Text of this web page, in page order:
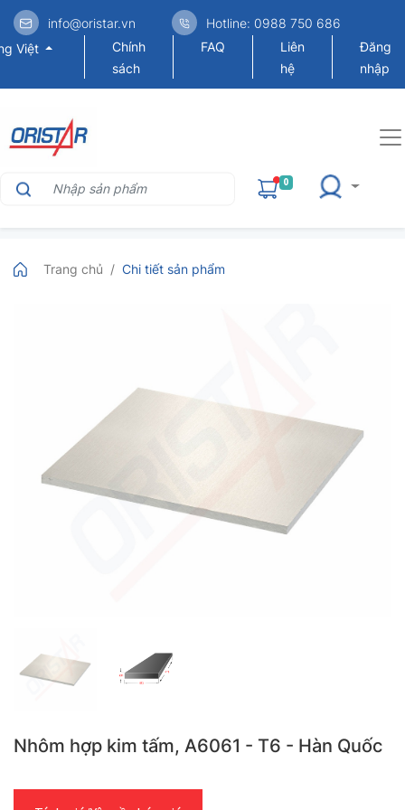
info@oristar.vn
Hotline: 0988 750 686
Việt
Chính
sách
FAQ
Liên
hệ
Đăng
nhập
0
Trang chủ Chi tiết sản phẩm
Nhôm hợp kim tấm, A6061 - T6 - Hàn Quốc